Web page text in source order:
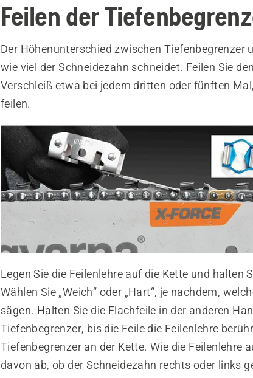
Feilen der
Der Höhenunterschied zwischen Tiefenbegrenzer
wie viel der Schneidezahn schneidet. Feilen Sie
Verschleiß etwa bei jedem dritten oder fünften
feilen.
Legen Sie die Feilenlehre auf die Kette und halten
Wählen Sie „Weich“ oder „Hart“, je nachdem,
sägen. Halten Sie die Flachfeile in der anderen
Tiefenbegrenzer, bis die Feile die Feilenlehre
Tiefenbegrenzer an der Kette. Wie die Feilenlehre
davon ab, ob der Schneidezahn rechts oder links